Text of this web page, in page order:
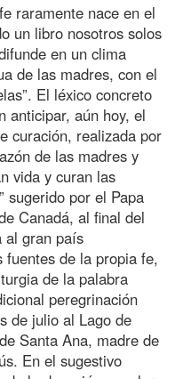
raramente nace en el
un libro nosotros solos
en un clima
de las madres, con el
El léxico concreto
anticipar, aún hoy, el
curación, realizada por
de las madres y
vida y curan las
sugerido por el Papa
Canadá, al final del
al gran país
de la propia fe,
de la palabra
peregrinación
de julio al Lago de
Santa Ana, madre de
En el sugestivo